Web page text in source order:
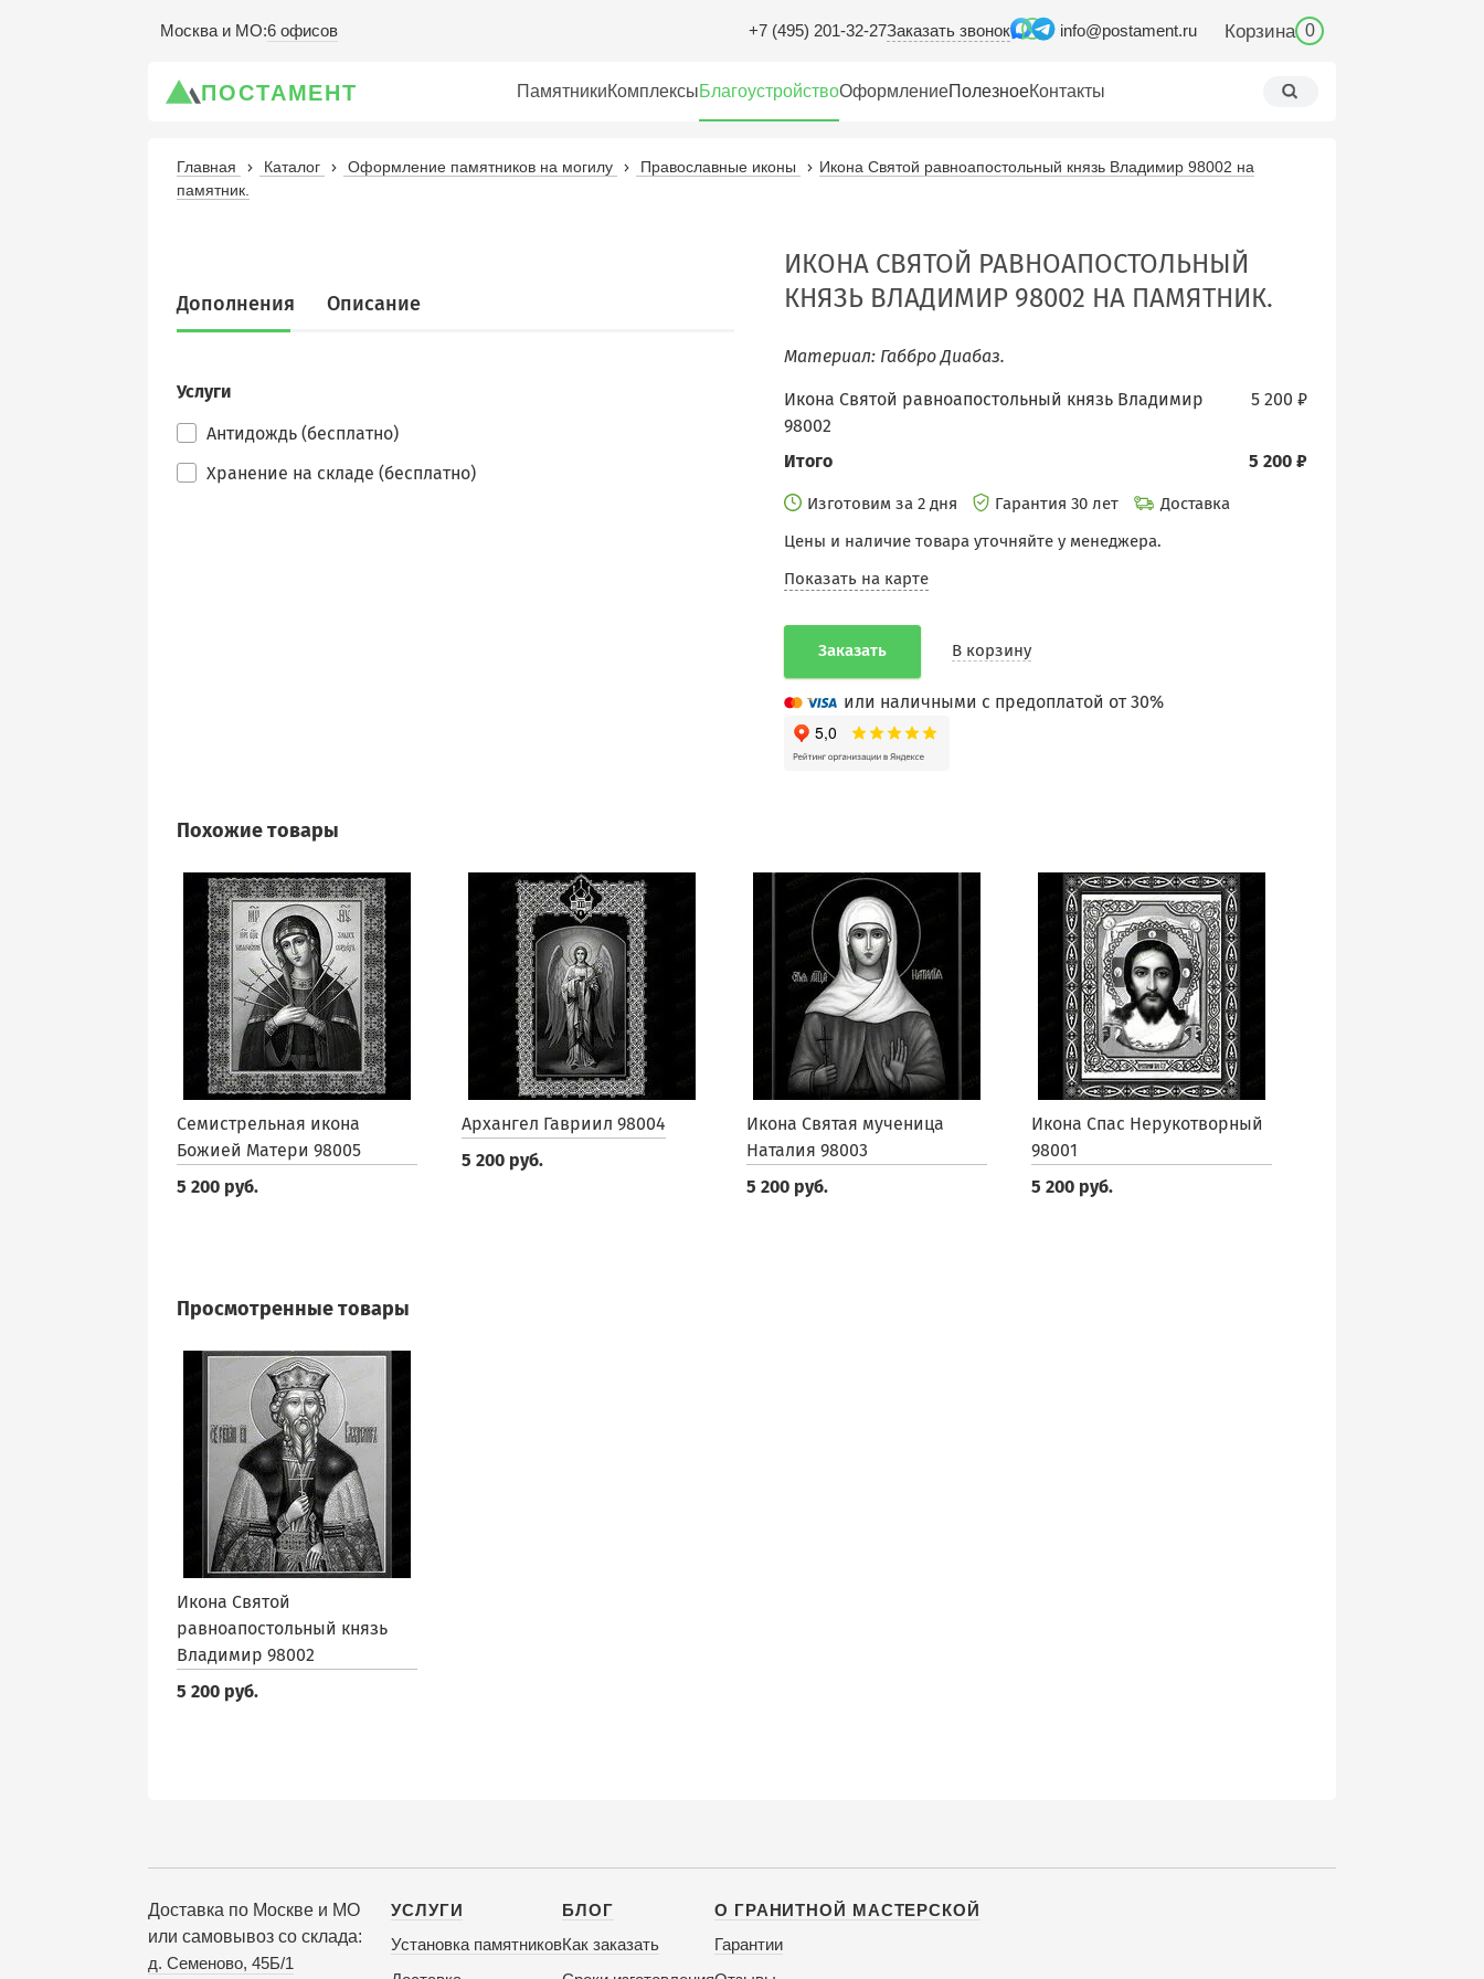
Москва и МО:6 офисов +7 (495) 201-32-27Заказать звонок info@postament.ru Корзина 0
ПОСТАМЕНТ ПамятникиКомплексыБлагоустройствоОформлениеПолезноеКонтакты
Главная Каталог Оформление памятников на могилу Православные иконы
Икона Святой равноапостольный князь Владимир 98002 на
памятник.
Дополнения Описание
Услуги
Антидождь (бесплатно)
Хранение на складе (бесплатно)
ИКОНА СВЯТОЙ РАВНОАПОСТОЛЬНЫЙ
КНЯЗЬ ВЛАДИМИР 98002 НА ПАМЯТНИК.
Материал: Габбро Диабаз.
5 200 ₽
Икона Святой равноапостольный князь Владимир
98002
5 200 ₽
Итого
Изготовим за 2 дня Гарантия 30 лет
Доставка
Цены и наличие товара уточняйте у менеджера.
Показать на карте
Заказать В корзину
или наличными с предоплатой от 30%
Похожие товары
Семистрельная икона
Божией Матери 98005
5 200 руб.
Архангел Гавриил 98004
5 200 руб.
Икона Святая мученица
Наталия 98003
5 200 руб.
Икона Спас Нерукотворный
98001
5 200 руб.
Просмотренные товары
Икона Святой
равноапостольный князь
Владимир 98002
5 200 руб.
Доставка по Москве и МО
или самовывоз со склада:
д. Семеново, 45Б/1
УСЛУГИ
Установка памятников
БЛОГ
Как заказать
О ГРАНИТНОЙ МАСТЕРСКОЙ
Гарантии